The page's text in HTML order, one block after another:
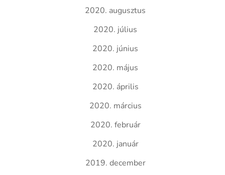
2020. augusztus
2020. július
2020. június
2020. május
2020. április
2020. március
2020. február
2020. január
2019. december